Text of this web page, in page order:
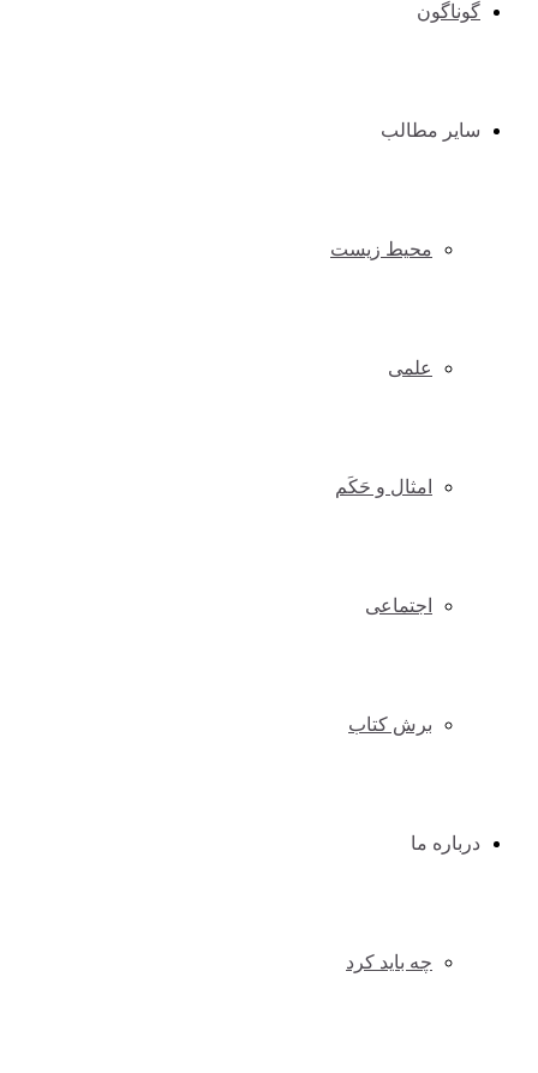
گوناگون
سایر مطالب
محیط زیست
علمی
امثال و حَکَم
اجتماعی
برش کتاب
درباره ما
چه باید کرد